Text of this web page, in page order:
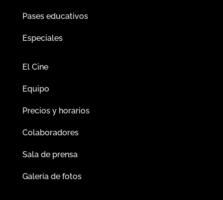
Pases educativos
Especiales
El Cine
Equipo
Precios y horarios
Colaboradores
Sala de prensa
Galería de fotos